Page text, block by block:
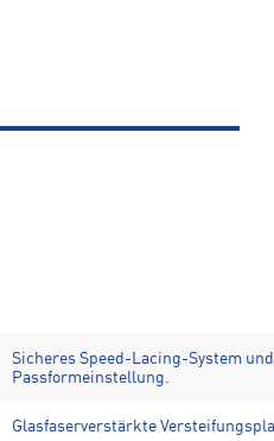
Sicheres Speed-Lacing-System
Passformeinstellung.
Glasfaserverstärkte